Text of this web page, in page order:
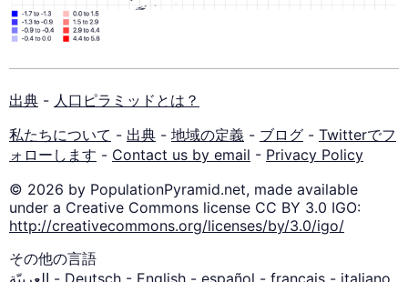
出典 - 人口ピラミッドとは？
私たちについて - 出典 - 地域の定義 - ブログ - Twitterでフ
ォローします - Contact us by email - Privacy Policy
© 2026 by PopulationPyramid.net, made available
under a Creative Commons license CC BY 3.0 IGO:
http://creativecommons.org/licenses/by/3.0/igo/
その他の言語
العربيّة - Deutsch - English - español - français - italiano